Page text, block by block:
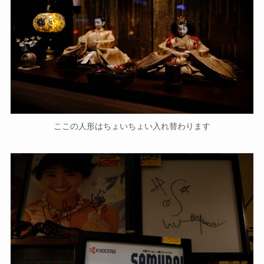
ここの人形はちょいちょい入れ替わります